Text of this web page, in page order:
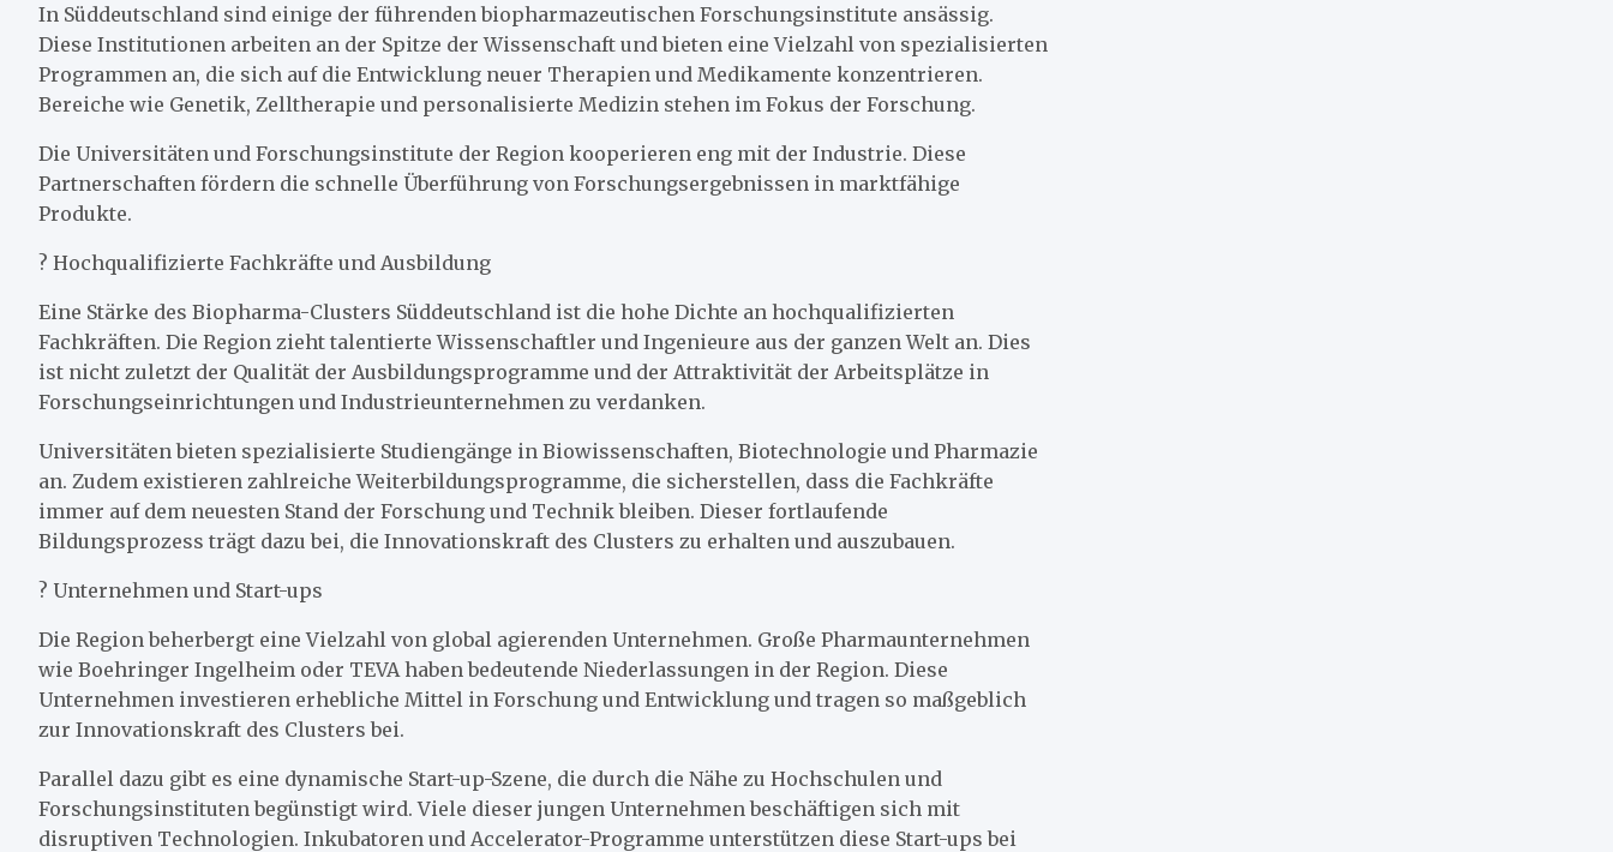
In Süddeutschland sind einige der führenden biopharmazeutischen Forschungsinstitute ansässig.
Diese Institutionen arbeiten an der Spitze der Wissenschaft und bieten eine Vielzahl von spezialisierten
Programmen an, die sich auf die Entwicklung neuer Therapien und Medikamente konzentrieren.
Bereiche wie Genetik, Zelltherapie und personalisierte Medizin stehen im Fokus der Forschung.
Die Universitäten und Forschungsinstitute der Region kooperieren eng mit der Industrie. Diese
Partnerschaften fördern die schnelle Überführung von Forschungsergebnissen in marktfähige
Produkte.
? Hochqualifizierte Fachkräfte und Ausbildung
Eine Stärke des Biopharma-Clusters Süddeutschland ist die hohe Dichte an hochqualifizierten
Fachkräften. Die Region zieht talentierte Wissenschaftler und Ingenieure aus der ganzen Welt an. Dies
ist nicht zuletzt der Qualität der Ausbildungsprogramme und der Attraktivität der Arbeitsplätze in
Forschungseinrichtungen und Industrieunternehmen zu verdanken.
Universitäten bieten spezialisierte Studiengänge in Biowissenschaften, Biotechnologie und Pharmazie
an. Zudem existieren zahlreiche Weiterbildungsprogramme, die sicherstellen, dass die Fachkräfte
immer auf dem neuesten Stand der Forschung und Technik bleiben. Dieser fortlaufende
Bildungsprozess trägt dazu bei, die Innovationskraft des Clusters zu erhalten und auszubauen.
? Unternehmen und Start-ups
Die Region beherbergt eine Vielzahl von global agierenden Unternehmen. Große Pharmaunternehmen
wie Boehringer Ingelheim oder TEVA haben bedeutende Niederlassungen in der Region. Diese
Unternehmen investieren erhebliche Mittel in Forschung und Entwicklung und tragen so maßgeblich
zur Innovationskraft des Clusters bei.
Parallel dazu gibt es eine dynamische Start-up-Szene, die durch die Nähe zu Hochschulen und
Forschungsinstituten begünstigt wird. Viele dieser jungen Unternehmen beschäftigen sich mit
disruptiven Technologien. Inkubatoren und Accelerator-Programme unterstützen diese Start-ups bei